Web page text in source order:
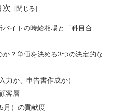
次
バイトの時給相場と「科目合
か？単価を決める3つの決定的な
力か、申告書作成か）
客層
月）の貢献度